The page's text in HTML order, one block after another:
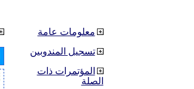
معلومات عامة
تسجيل المندوبين
المؤتمرات ذات
الصلة